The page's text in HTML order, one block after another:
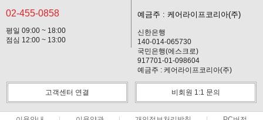
02-455-0858
평일 09:00 ~ 18:00
점심 12:00 ~ 13:00
예금주 : 케어라이프코리아(주)
신한은행
140-014-065730
국민은행(에스크로)
917701-01-098604
예금주 : 케어라이프코리아(주)
고객센터 연결 비회원 1:1 문의